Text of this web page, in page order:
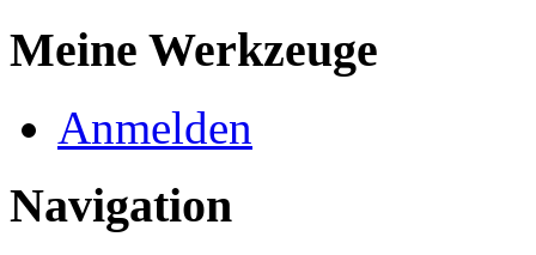
Meine Werkzeuge
Anmelden
Navigation